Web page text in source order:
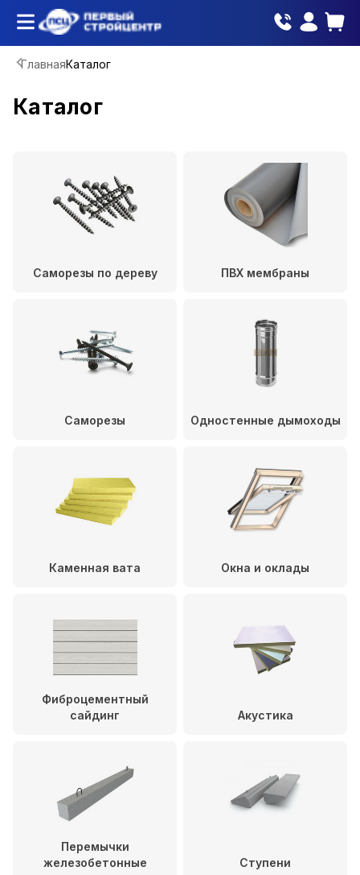
ГлавнаяКаталог
Каталог
Саморезы по дереву ПВХ мембраны
Саморезы Одностенные дымоходы
Каменная вата Окна и оклады
Фиброцементный
сайдинг
Акустика
Перемычки
железобетонные
Ступени